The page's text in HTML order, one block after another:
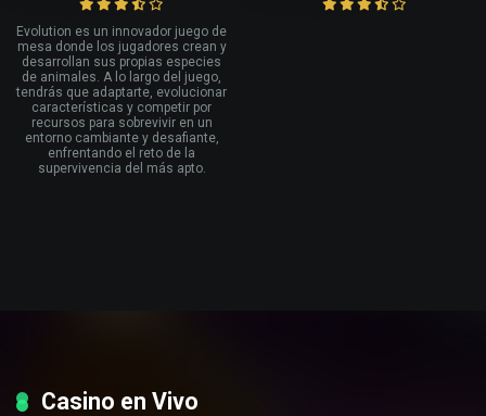
Evolution es un innovador juego de
mesa donde los jugadores crean y
desarrollan sus propias especies
de animales. A lo largo del juego,
tendrás que adaptarte, evolucionar
características y competir por
recursos para sobrevivir en un
entorno cambiante y desafiante,
enfrentando el reto de la
supervivencia del más apto.
Casino en Vivo